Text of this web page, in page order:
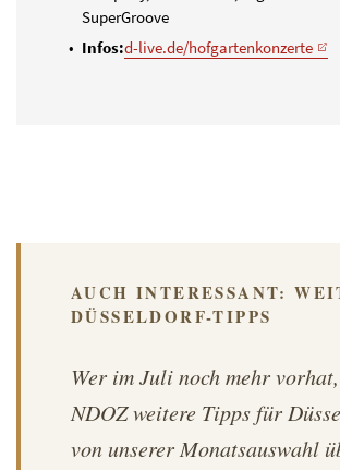
SuperGroove
Infos:d-live.de/hofgartenkonzerte
AUCH INTERESSANT:
DÜSSELDORF-TIPPS
Wer im Juli noch mehr
NDOZ weitere Tipps für
von unserer Monatsauswahl